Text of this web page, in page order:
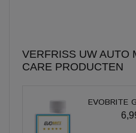
VERFRISS UW AUTO
CARE PRODUCTEN
EVOBRITE